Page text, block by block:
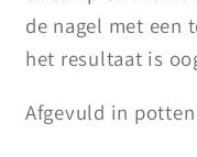
de nagel met een
het resultaat is
Afgevuld in